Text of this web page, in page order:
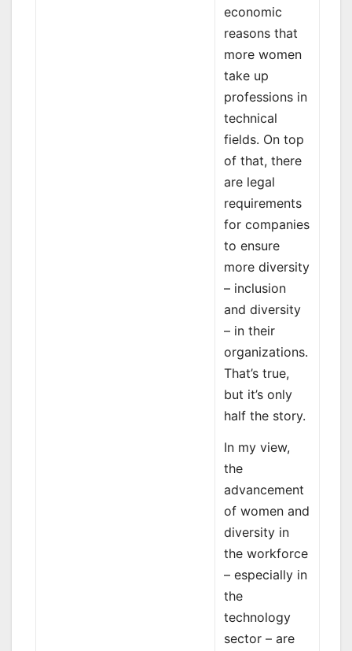
economic
reasons that
more women
take up
professions in
technical
fields. On top
of that, there
are legal
requirements
for companies
to ensure
more diversity
– inclusion
and diversity
– in their
organizations.
That’s true,
but it’s only
half the story.
In my view,
the
advancement
of women and
diversity in
the workforce
– especially in
the
technology
sector – are